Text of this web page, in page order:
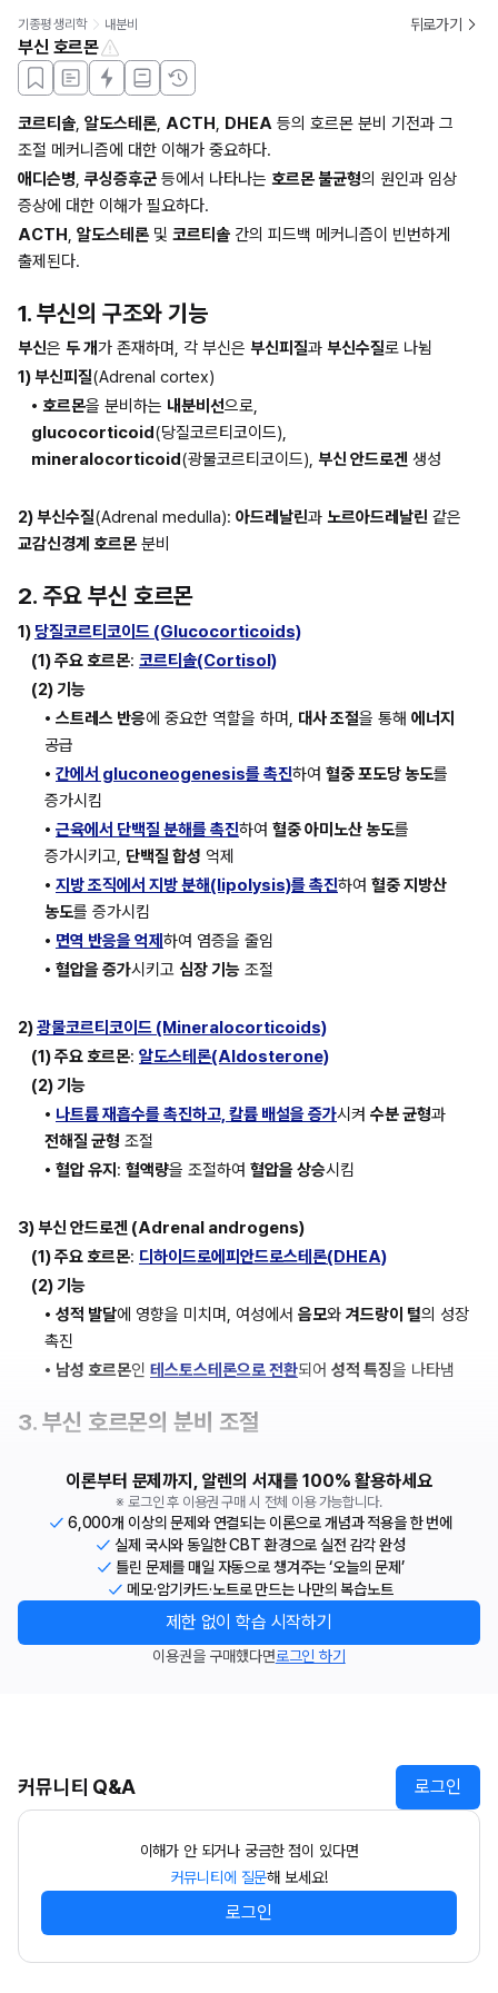
기종평 생리학 내분비 뒤로가기
부신 호르몬
코르티솔, 알도스테론, ACTH, DHEA 등의 호르몬 분비 기전과 그
조절 메커니즘에 대한 이해가 중요하다.
애디슨병, 쿠싱증후군 등에서 나타나는 호르몬 불균형의 원인과 임상
증상에 대한 이해가 필요하다.
ACTH, 알도스테론 및 코르티솔 간의 피드백 메커니즘이 빈번하게
출제된다.
1. 부신의 구조와 기능
부신은 두 개가 존재하며, 각 부신은 부신피질과 부신수질로 나뉨
1) 부신피질(Adrenal cortex)
• 호르몬을 분비하는 내분비선
glucocorticoid
mineralocorticoid(광물코르티코이드), 부신 안드로겐 생성
2) 부신수질(Adrenal medulla): 아드레날린과 노르아드레날린
교감신경계 호르몬 분비
2. 주요 부신 호르몬
1) 당질코르티코이드 (Glucocorticoids)
(1) 주요 호르몬: 코르티솔(Cortisol)
(2) 기능
• 스트레스 반응에 중요한 역할을 하며, 대사 조절을 통해 에너지
공급
• 간에서 gluconeogenesis를 촉진하여 혈중 포도당 농도를
증가시킴
• 근육에서 단백질 분해를 촉진하여 혈중 아미노산 농도를
증가시키고, 단백질 합성 억제
• 지방 조직에서 지방 분해(lipolysis)를 촉진하여 혈중 지방산
농도를 증가시킴
• 면역 반응을 억제 하여 염증을 줄임
• 혈압을 증가시키고 심장 기능 조절
2) 광물코르티코이드 (Mineralocorticoids)
(1) 주요 호르몬: 알도스테론(Aldosterone)
(2) 기능
• 나트륨 재흡수를 촉진하고, 칼륨 배설을 증가시켜 수분 균형
전해질 균형 조절
• 혈압 유지 : 혈액량을 조절하여 혈압을 상승시킴
3) 부신 안드로겐 (Adrenal androgens)
(1) 주요 호르몬: 디하이드로에피안드로스테론(DHEA)
(2) 기능
• 성적 발달에 영향을 미치며, 여성에서 음모와 겨드랑이 털의 성장
촉진
• 남성 호르몬인 테스토스테론으로 전환되어 성적 특징을 나타냄
3. 부신 호르몬의 분비 조절
이론부터 문제까지, 알렌의 서재를 100% 활용하세요
※ 로그인 후 이용권 구매 시 전체 이용 가능합니다.
6,000개 이상의 문제와 연결되는 이론으로 개념과 적용을 한 번에
실제 국시와 동일한 CBT 환경으로 실전 감각 완성
틀린 문제를 매일 자동으로 챙겨주는 ‘오늘의 문제’
메모·암기카드·노트로 만드는 나만의 복습노트
제한 없이 학습 시작하기
이용권을 구매했다면로그인 하기
커뮤니티 Q&A 로그인
이해가 안 되거나 궁금한 점이 있다면
커뮤니티에 질문해 보세요!
로그인